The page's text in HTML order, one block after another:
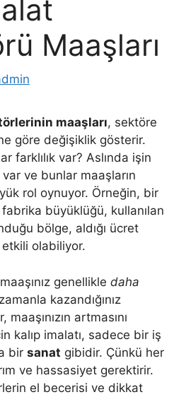
Maaşları
maaşları, sektöre
göre değişiklik gösterir.
farklılık var? Aslında işin
ve bunlar maaşların
rol oynuyor. Örneğin, bir
fabrika büyüklüğü, kullanılan
bölge, aldığı ücret
olabiliyor.
genellikle daha
kazandığınız
artmasını
kalıp imalatı, sadece bir iş
bir sanat gibidir. Çünkü her
ve hassasiyet gerektirir.
el becerisi ve dikkat